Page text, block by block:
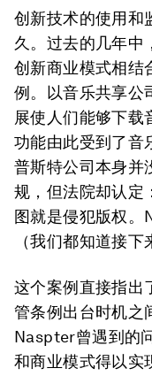
创新技术的使用和
久。过去的几年中
创新商业模式相结
例。以音乐共享
展使人们能够下载
功能由此受到了音
普斯特公司本身并
规，但法院却认定
图就是侵犯版权
（我们都知道接下
这个案例直接指出
管条例出台时机之
Naspter曾遇到的
和商业模式得以实